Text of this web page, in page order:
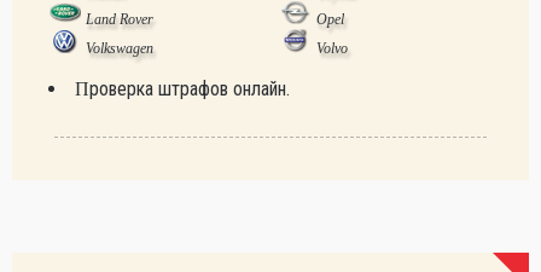
Land Rover
Opel
Volkswagen
Volvo
Проверка штрафов онлайн.